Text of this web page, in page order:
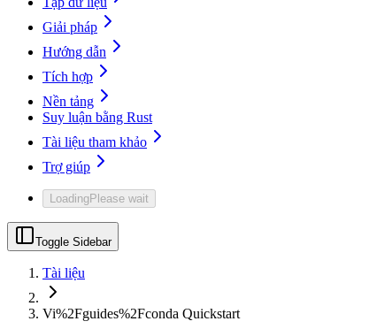
Giải pháp
Hướng dẫn
Tích hợp
Nền tảng
Suy luận bằng Rust
Tài liệu tham khảo
Trợ giúp
LoadingPlease wait
Toggle Sidebar
Tài liệu
Vi%2Fguides%2Fconda Quickstart